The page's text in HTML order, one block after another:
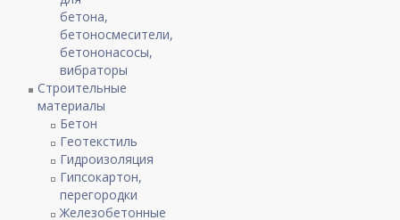
бетона,
бетоносмесители,
бетононасосы,
вибраторы
Строительные
материалы
Бетон
Геотекстиль
Гидроизоляция
Гипсокартон,
перегородки
Железобетонные